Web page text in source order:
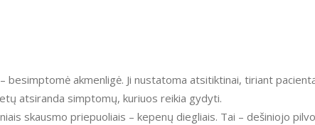
besimptomė akmenligė. Ji nustatoma atsitiktinai, tiriant
atsiranda simptomų, kuriuos reikia gydyti.
skausmo priepuoliais – kepenų diegliais. Tai – dešiniojo pilvo